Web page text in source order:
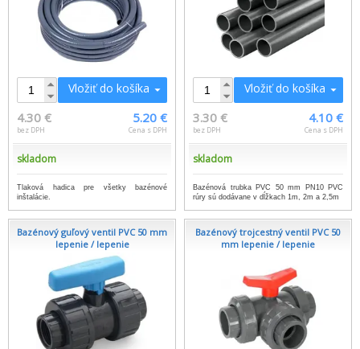
Vložiť do košíka
4.30 €
bez DPH
5.20 €
Cena s DPH
skladom
Tlaková hadica pre všetky bazénové
inštalácie.
Vložiť do košíka
3.30 €
bez DPH
4.10 €
Cena s DPH
skladom
Bazénová trubka PVC 50 mm PN10 PVC
rúry sú dodávane v dĺžkach 1m, 2m a 2,5m
Bazénový guľový ventil PVC 50 mm
lepenie / lepenie
Bazénový trojcestný ventil PVC 50
mm lepenie / lepenie